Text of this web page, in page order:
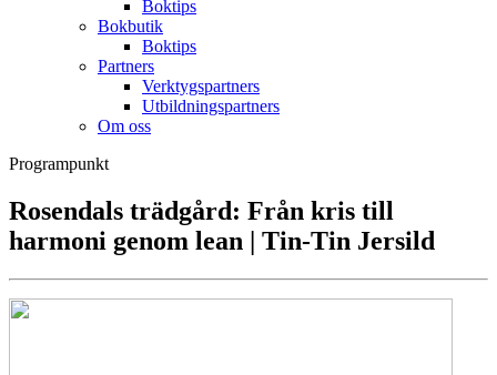
Boktips
Bokbutik
Boktips
Partners
Verktygspartners
Utbildningspartners
Om oss
Programpunkt
Rosendals trädgård: Från kris till
harmoni genom lean | Tin-Tin Jersild